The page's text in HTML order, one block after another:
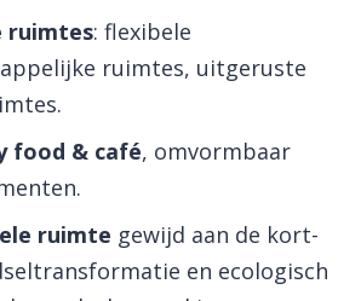
ruimtes: flexibele
ruimtes, uitgeruste
food & café, omvormbaar
ruimte gewijd aan de kort-
en ecologisch